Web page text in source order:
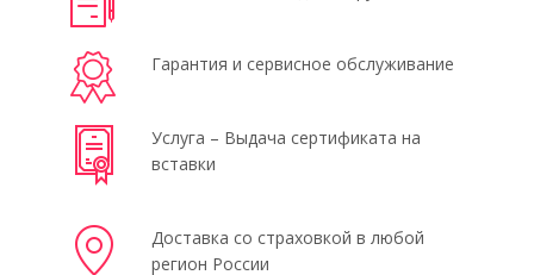
Гарантия и сервисное обслуживание
Услуга – Выдача сертификата на
вставки
Доставка со страховкой в любой
регион России